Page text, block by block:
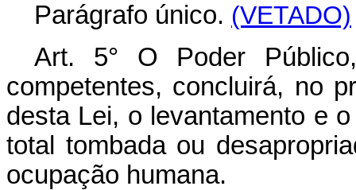
Parágrafo único. (VETADO)
Art. 5° O Poder
competentes, concluirá, no
desta Lei, o levantamento e
total tombada ou
ocupação humana.